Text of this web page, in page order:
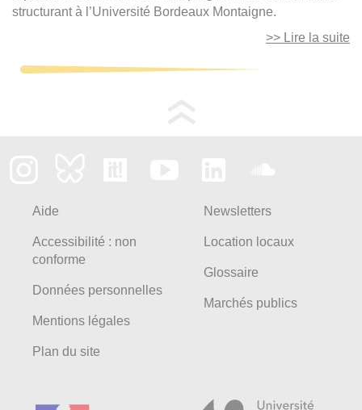
structurant à l’Université Bordeaux Montaigne.
>> Lire la suite
Aide
Accessibilité : non
conforme
Données personnelles
Mentions légales
Plan du site
Newsletters
Location locaux
Glossaire
Marchés publics